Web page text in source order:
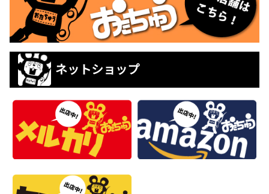
ネットショップ